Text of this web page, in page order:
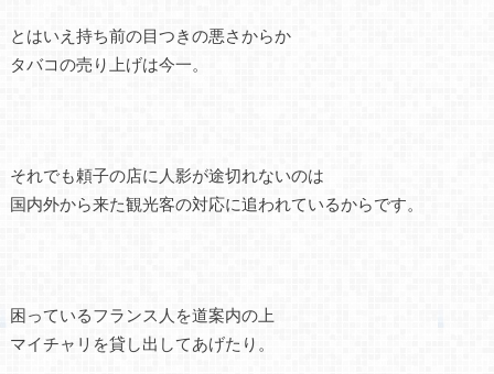
とはいえ持ち前の目つきの悪さからか
タバコの売り上げは今一。
それでも頼子の店に人影が途切れないのは
国内外から来た観光客の対応に追われているからです。
困っているフランス人を道案内の上
マイチャリを貸し出してあげたり。